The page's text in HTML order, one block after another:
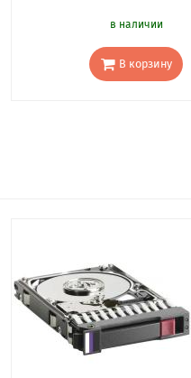
в наличии
В корзину